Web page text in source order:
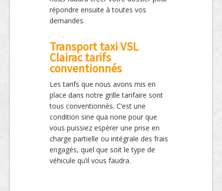
répondre ensuite à toutes vos
demandes.
Transport taxi VSL
Clairac tarifs
conventionnés
Les tarifs que nous avons mis en
place dans notre grille tarifaire sont
tous conventionnés. C’est une
condition sine qua none pour que
vous puissiez espérer une prise en
charge partielle ou intégrale des frais
engagés, quel que soit le type de
véhicule qu’il vous faudra.